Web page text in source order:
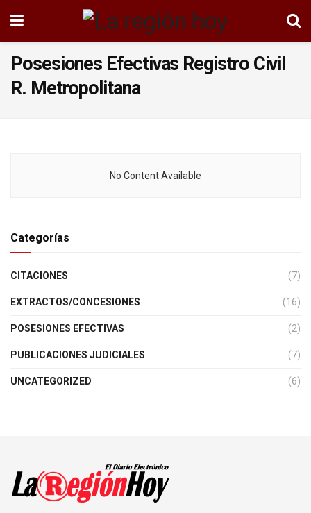
Posesiones Efectivas Registro Civil
R. Metropolitana
No Content Available
Categorías
CITACIONES (7)
EXTRACTOS/CONCESIONES (16)
POSESIONES EFECTIVAS (2)
PUBLICACIONES JUDICIALES (7)
UNCATEGORIZED (6)